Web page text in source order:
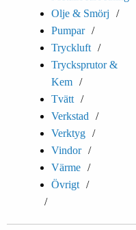
Olje & Smörj
Pumpar
Tryckluft
Trycksprutor &
Kem
Tvätt
Verkstad
Verktyg
Vindor
Värme
Övrigt